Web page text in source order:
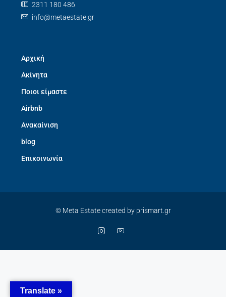
2311 180 486
info@metaestate.gr
Αρχική
Ακίνητα
Ποιοι είμαστε
Airbnb
Ανακαίνιση
blog
Επικοινωνία
© Meta Estate created by prismart.gr
Translate »